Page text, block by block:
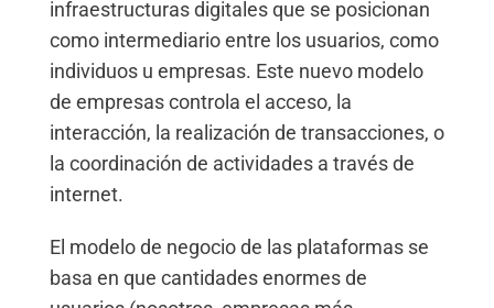
infraestructuras digitales que se posicionan
como intermediario entre los usuarios, como
individuos u empresas. Este nuevo modelo
de empresas controla el acceso, la
interacción, la realización de transacciones, o
la coordinación de actividades a través de
internet.
El modelo de negocio de las plataformas se
basa en que cantidades enormes de